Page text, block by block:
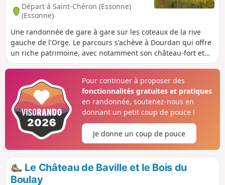
Départ à Saint-Chéron (Essonne)
(Essonne)
Une randonnée de gare à gare sur les coteaux de la rive
gauche de l'Orge. Le parcours s'achève à Dourdan qui offre
un riche patrimoine, avec notamment son château-fort et
son église gothique.
Pour continuer à proposer des
fonctionnalités gratuites et pratiques
en randonnée, soutenez-nous en
donnant un petit coup de pouce !
Je donne un coup de pouce
Le Château de Baville et le Bois du
Boulay